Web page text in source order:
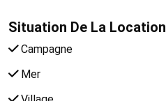
Situation De La Location
Campagne
Mer